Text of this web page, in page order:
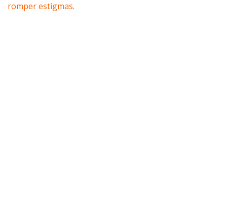
romper estigmas.